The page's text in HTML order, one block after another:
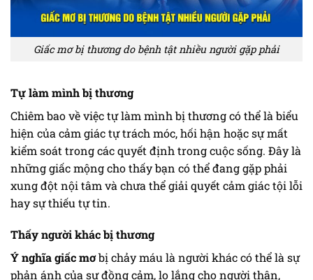
Giấc mơ bị thương do bệnh tật nhiều người gặp phải
Tự làm mình bị thương
Chiêm bao về việc tự làm mình bị thương có thể là biểu
hiện của cảm giác tự trách móc, hối hận hoặc sự mất
kiểm soát trong các quyết định trong cuộc sống. Đây là
những giấc mộng cho thấy bạn có thể đang gặp phải
xung đột nội tâm và chưa thể giải quyết cảm giác tội lỗi
hay sự thiếu tự tin.
Thấy người khác bị thương
Ý nghĩa giấc mơbị chảy máu là người khác có thể là sự
phản ánh của sự đồng cảm, lo lắng cho người thân,